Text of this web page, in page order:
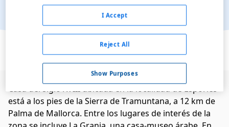
Ver en el mapa
Casa del siglo XVIII ubicada en la localidad de Esporles
está a los pies de la Sierra de Tramuntana, a 12 km de
Palma de Mallorca. Entre los lugares de interés de la
Show Purposes
Reject All
I Accept